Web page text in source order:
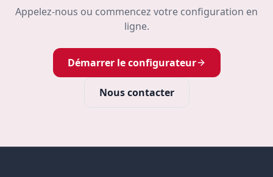
Appelez-nous ou commencez votre configuration en
ligne.
Démarrer le configurateur
Nous contacter